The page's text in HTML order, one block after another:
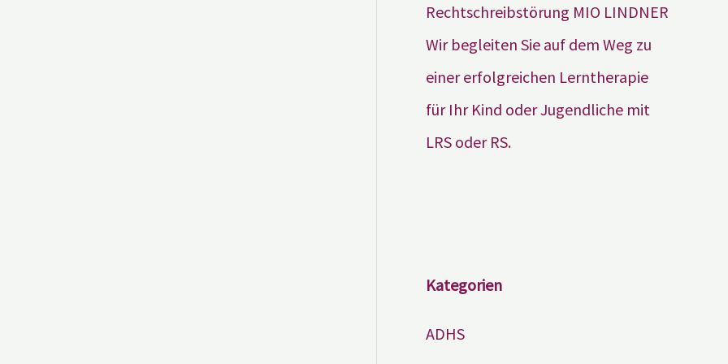
Wir begleiten Sie auf dem Weg zu
einer erfolgreichen Lerntherapie
für Ihr Kind oder Jugendliche mit
LRS oder RS.
Kategorien
ADHS